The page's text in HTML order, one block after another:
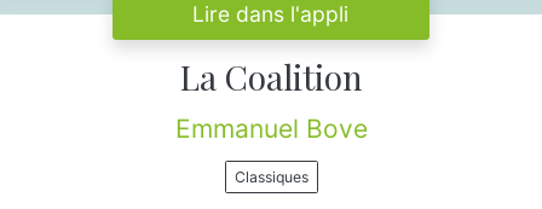
Lire dans l'appli
La Coalition
Emmanuel Bove
Classiques